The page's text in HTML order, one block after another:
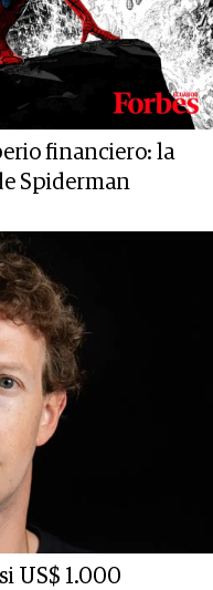
financiero: la
Spiderman
US$ 1.000